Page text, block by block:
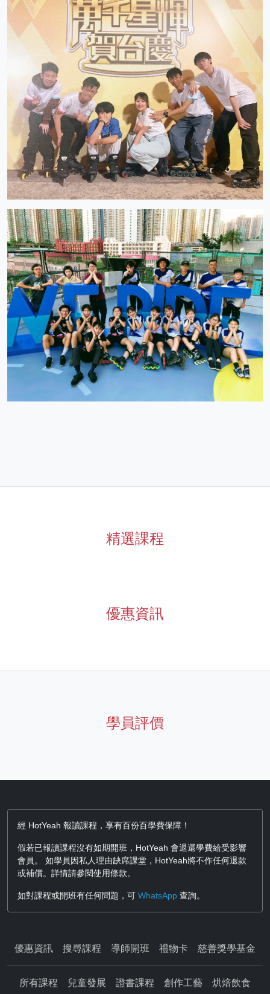
精選課程
優惠資訊
學員評價
經 HotYeah 報讀課程，享有百份百學費保障！
假若已報讀課程沒有如期開班，HotYeah 會退還學費給受影響
會員。 如學員因私人理由缺席課堂，HotYeah將不作任何退款
或補償。詳情請參閱使用條款。
如對課程或開班有任何問題，可 WhatsApp 查詢。
優惠資訊 搜尋課程 導師開班 禮物卡 慈善獎學基金
所有課程 兒童發展 證書課程 創作工藝 烘焙飲食